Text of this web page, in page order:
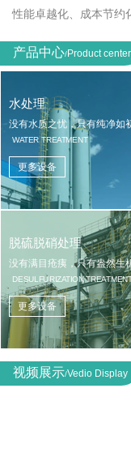
性能卓越化、成本节约
产品中心/Product center
水处理
没有水质之忧，只有纯净如
WATER TREATMENT
更多设备
脱硫脱硝处理
没有满目疮痍，只有盎然生
DESULFURIZATION
更多设备
视频展示/Vedio Display